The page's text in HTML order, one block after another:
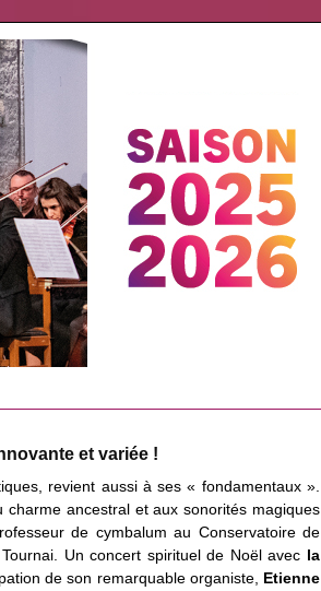
et variée !
revient aussi à ses « fondamentaux ».
ancestral et aux sonorités magiques
de cymbalum au Conservatoire de
Un concert spirituel de Noël avec la
de son remarquable organiste, Etienne